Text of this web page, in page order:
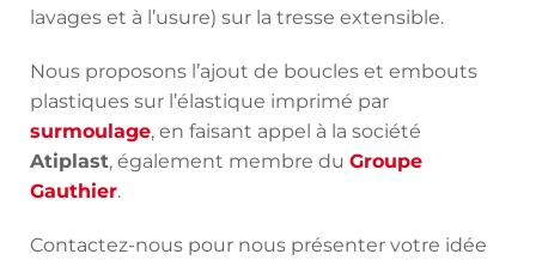
lavages et à l’usure) sur la tresse extensible.
Nous proposons l’ajout de boucles et embouts
plastiques sur l’élastique imprimé par
surmoulage, en faisant appel à la société
Atiplast, également membre du Groupe
Gauthier.
Contactez-nous pour nous présenter votre idée